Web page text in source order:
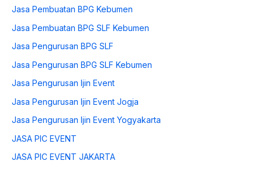
Jasa Pembuatan BPG Kebumen
Jasa Pembuatan BPG SLF Kebumen
Jasa Pengurusan BPG SLF
Jasa Pengurusan BPG SLF Kebumen
Jasa Pengurusan Ijin Event
Jasa Pengurusan Ijin Event Jogja
Jasa Pengurusan Ijin Event Yogyakarta
JASA PIC EVENT
JASA PIC EVENT JAKARTA